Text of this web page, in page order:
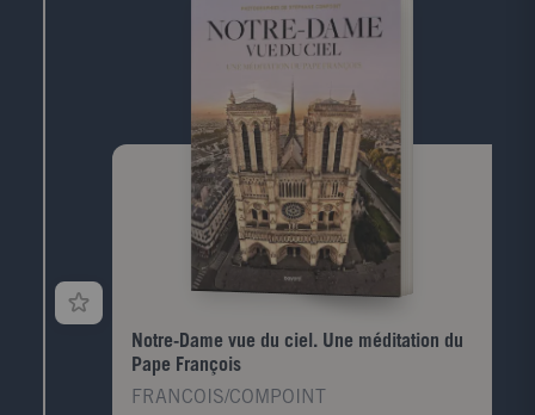
Notre-Dame vue du ciel. Une méditation du
Pape François
FRANCOIS/COMPOINT